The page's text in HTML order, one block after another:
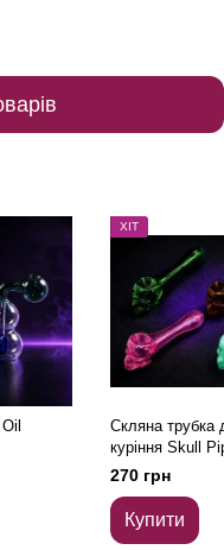
ХІТ
Скляна трубка
куріння Skull
Рожевий
270 грн
Купити